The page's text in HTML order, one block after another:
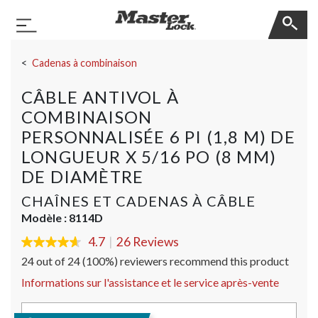
Basculer la navigation
Cadenas à combinaison
CÂBLE ANTIVOL À
COMBINAISON
PERSONNALISÉE 6 PI (1,8 M) DE
LONGUEUR X 5/16 PO (8 MM)
DE DIAMÈTRE
CHAÎNES ET CADENAS À CÂBLE
Modèle : 8114D
4.7
out
of
5
average
rating
4.7 26 Reviews
24 out of 24 (100%) reviewers recommend this product
Informations sur l'assistance et le service après-vente